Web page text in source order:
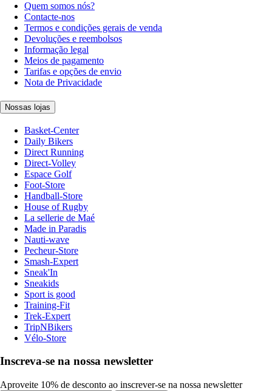
Quem somos nós?
Contacte-nos
Termos e condições gerais de venda
Devoluções e reembolsos
Informação legal
Meios de pagamento
Tarifas e opções de envio
Nota de Privacidade
Nossas lojas
Basket-Center
Daily Bikers
Direct Running
Direct-Volley
Espace Golf
Foot-Store
Handball-Store
House of Rugby
La sellerie de Maé
Made in Paradis
Nauti-wave
Pecheur-Store
Smash-Expert
Sneak'In
Sneakids
Sport is good
Training-Fit
Trek-Expert
TripNBikers
Vélo-Store
Inscreva-se na nossa newsletter
Aproveite 10% de desconto ao inscrever-se na nossa newsletter